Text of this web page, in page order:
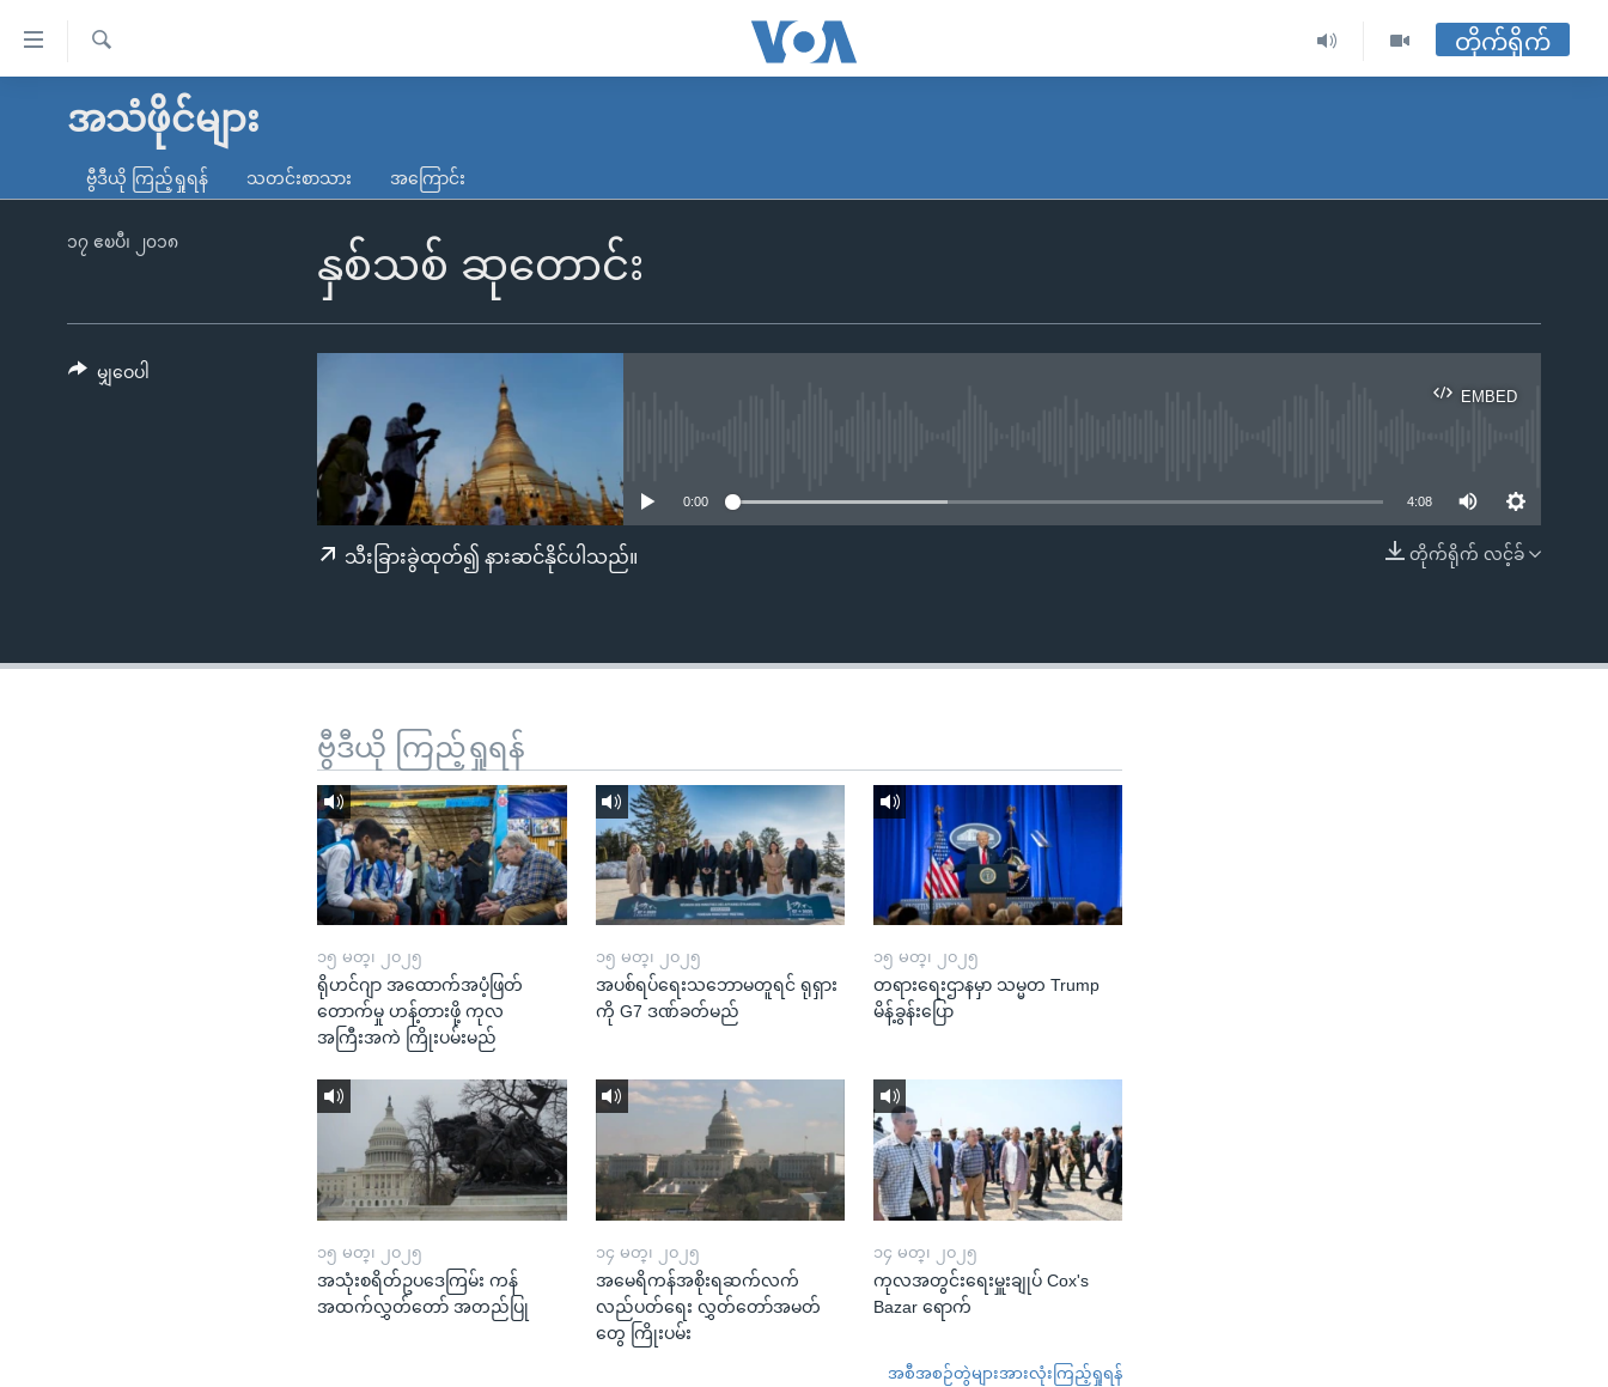
လွယ်ကူ
သည့်
ကျော်
မူလစာမျက်နှာ
ကမ္ဘာ့သတင်းများ
နိုင်ငံတကာ
တရုတ်
အစ္စရေး-ပါလက်စတိုင်း
ရပ်ဝန်းတခု လမ်းတခု အလွန်
အင်္ဂလိပ်စာလေ့လာမယ်
ရ
တိုက်ရိုက်
အသံဖိုင်များ
ဗွီဒီယို ကြည့်ရှုရန် သတင်းစာသား အကြောင်း
နှစ်သစ် ဆုတောင်း
၁၇ ဧၿပီ၊ ၂၀၁၈
EMBED
EMBED
0:00 4:08
တိုက်ရိုက် လင့်ခ်
သီးခြားခွဲထုတ်၍ နားဆင်နိုင်ပါသည်။
မျှဝေပါ
ဗွီဒီယို ကြည့်ရှုရန်
၁၅ မတ္၊ ၂၀၂၅
ရိုဟင်ဂျာ အထောက်အပံ့ဖြတ်
တောက်မှု ဟန့်တားဖို့ ကုလ
အကြီးအကဲ ကြိုးပမ်းမည်
၁၅ မတ္၊ ၂၀၂၅
အပစ်ရပ်ရေးသဘောမတူရင် ရုရှား
ကို G7 ဒဏ်ခတ်မည်
၁၅ မတ္၊ ၂၀၂၅
တရားရေးဌာနမှာ သမ္မတ Trump
မိန့်ခွန်းပြော
၁၅ မတ္၊ ၂၀၂၅
အသုံးစရိတ်ဥပဒေကြမ်း ကန်
အထက်လွှတ်တော် အတည်ပြု
၁၄ မတ္၊ ၂၀၂၅
အမေရိကန်အစိုးရဆက်လက်
လည်ပတ်ရေး လွှတ်တော်အမတ်
တွေ ကြိုးပမ်း
၁၄ မတ္၊ ၂၀၂၅
ကုလအတွင်းရေးမှူးချုပ် Cox's
Bazar ရောက်
အစီအစဉ်တွဲများအားလုံးကြည့်ရှုရန်